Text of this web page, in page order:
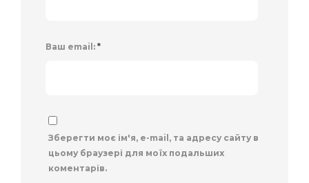
Ваш email: *
Зберегти моє ім'я, e-mail, та адресу сайту в
цьому браузері для моїх подальших
коментарів.